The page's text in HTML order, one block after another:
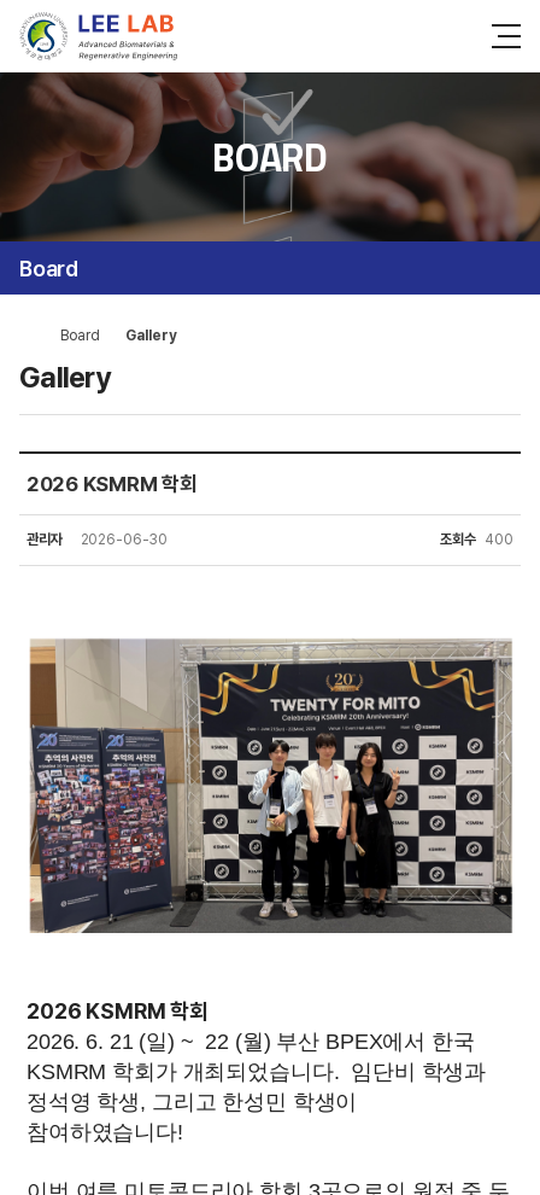
BOARD
Board
Gallery
Board Gallery
2026 KSMRM 학회
관리자 2026-06-30 조회수 400
2026 KSMRM 학회
2026. 6. 21 (일) ~ 22 (월) 부산 BPEX에서 한국
KSMRM 학회가 개최되었습니다. 임단비 학생과
정석영 학생, 그리고 한성민 학생이
참여하였습니다!